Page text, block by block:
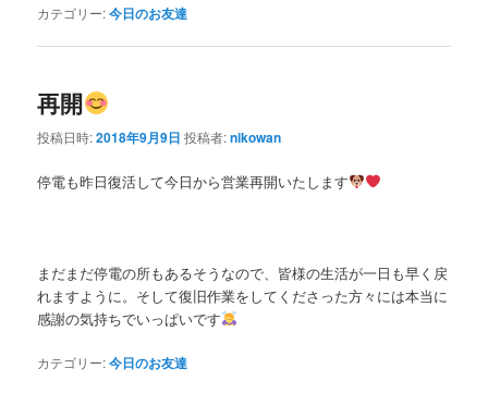
カテゴリー:今日のお友達
再開
投稿日時:2018年9月9日 投稿者:nikowan
停電も昨日復活して今日から営業再開いたします
まだまだ停電の所もあるそうなので、皆様の生活が一日も早く戻
れますように。そして復旧作業をしてくださった方々には本当に
感謝の気持ちでいっぱいです
カテゴリー:今日のお友達